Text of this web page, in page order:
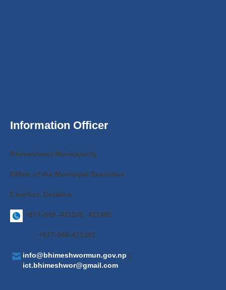
Information Officer
Bhimeshwor Municipality
Office of the Municipal Executive
Charikot, Dolakha
+977-049 -421100, 421491
+977-049-421381
info@bhimeshwormun.gov.np |
ict.bhimeshwor@gmail.com